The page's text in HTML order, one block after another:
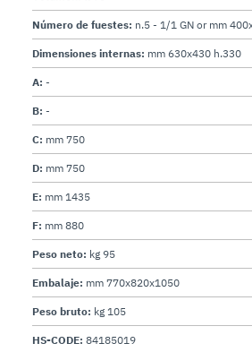
Número de fuestes: n.5 - 1/1 GN or mm
Dimensiones internas: mm 630x430 h.330
A: -
B: -
C: mm 750
D: mm 750
E: mm 1435
F: mm 880
Peso neto: kg 95
Embalaje: mm 770x820x1050
Peso bruto: kg 105
HS-CODE: 84185019